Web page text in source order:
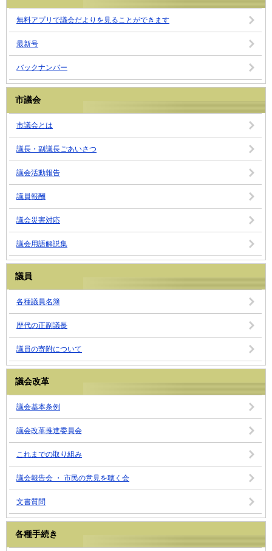
無料アプリで議会だよりを見ることができます
最新号
バックナンバー
市議会
市議会とは
議長・副議長ごあいさつ
議会活動報告
議員報酬
議会災害対応
議会用語解説集
議員
各種議員名簿
歴代の正副議長
議員の寄附について
議会改革
議会基本条例
議会改革推進委員会
これまでの取り組み
議会報告会 ・ 市民の意見を聴く会
文書質問
各種手続き